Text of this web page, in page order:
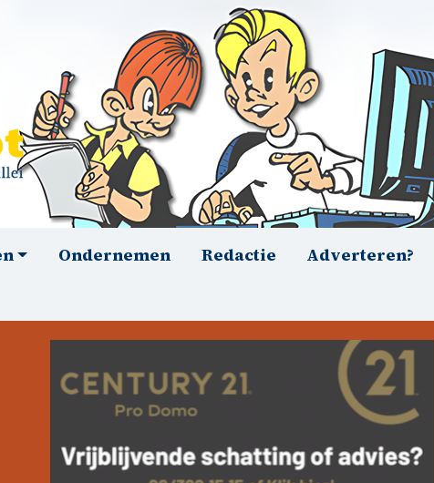
Ondernemen Redactie Adverteren?